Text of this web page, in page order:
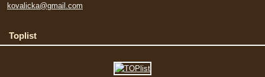
kovalicka@gmail.com
Toplist